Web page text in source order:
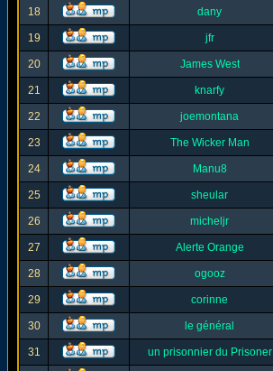
18 dany
19 jfr
20 James West
21 knarfy
22 joemontana
23 The Wicker Man
24 Manu8
25 sheular
26 micheljr
27 Alerte Orange
28 ogooz
29 corinne
30 le général
31 un prisonnier du Prisoner